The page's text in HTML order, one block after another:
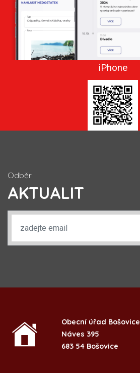
iPhone
Odběr
AKTUALIT
Obecní úřad Bošovice
Náves 395
683 54 Bošovice